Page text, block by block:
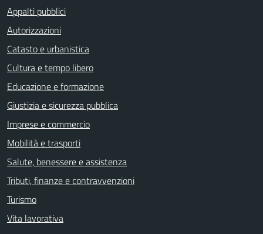
Appalti pubblici
Autorizzazioni
Catasto e urbanistica
Cultura e tempo libero
Educazione e formazione
Giustizia e sicurezza pubblica
Imprese e commercio
Mobilità e trasporti
Salute, benessere e assistenza
Tributi, finanze e contravvenzioni
Turismo
Vita lavorativa